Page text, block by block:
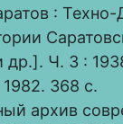
: Техно-
Ч. 3 :
368 с.
архив